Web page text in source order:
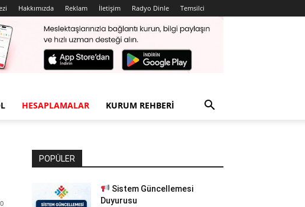
Hakkımızda Reklam İletişim Radyo Dinle Temsilci
HESAPLAMALAR KURUM REHBERI
0
POPÜLER
Sistem Güncellemesi
Duyurusu